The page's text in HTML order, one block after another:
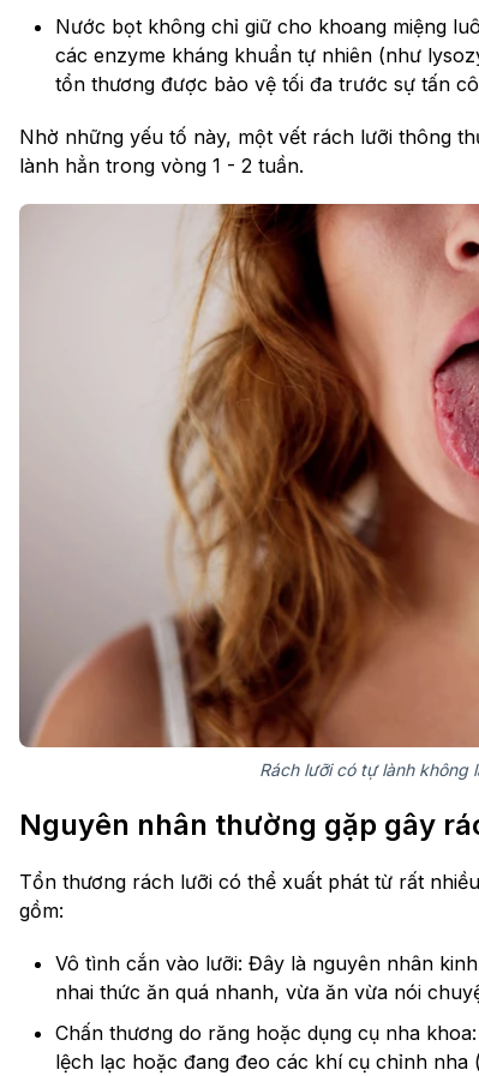
Nước bọt không chỉ giữ cho khoang miệng
các enzyme kháng khuẩn tự nhiên (như
tổn thương được bảo vệ tối đa trước sự tấn
Nhờ những yếu tố này, một vết rách lưỡi thông
lành hẳn trong vòng 1 - 2 tuần.
Rách lưỡi có tự lành không
Nguyên nhân thường gặp gây
Tổn thương rách lưỡi có thể xuất phát từ rất
gồm:
Vô tình cắn vào lưỡi: Đây là nguyên nhân
nhai thức ăn quá nhanh, vừa ăn vừa nói
Chấn thương do răng hoặc dụng cụ nha
lệch lạc hoặc đang đeo các khí cụ chỉnh nha (